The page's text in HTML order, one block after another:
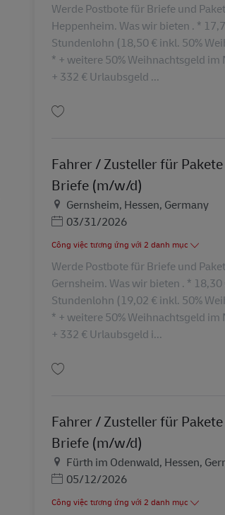
Werde Postbote für Briefe und
Heppenheim. Was wir bieten . *
Stundenlohn (18,50 € inkl. 50%
* + weitere 50% Weihnachtsgeld im
+ 332 € Urlaubsgeld ...
Fahrer / Zusteller für
Briefe (m/w/d)
Địa điểm
Gernsheim, Hessen, Germany
Posted Date
03/31/2026
Công việc tương ứng với 2 danh mục
Werde Postbote für Briefe und
Gernsheim. Was wir bieten . * 18,30
Stundenlohn (19,02 € inkl. 50%
* + weitere 50% Weihnachtsgeld im
+ 332 € Urlaubsgeld i...
Fahrer / Zusteller für
Briefe (m/w/d)
Địa điểm
Fürth im Odenwald, Hessen,
Posted Date
05/12/2026
Công việc tương ứng với 2 danh mục